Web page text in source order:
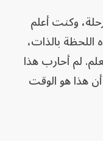
وكنت أعلم
بالذات،
لم أحارب هذا
هذا هو الوقت